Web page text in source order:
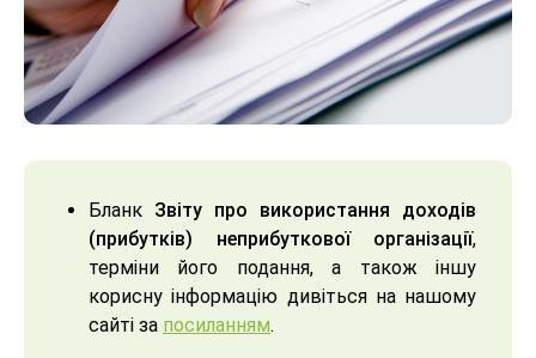
Бланк Звіту про використання доходів
(прибутків) неприбуткової організації,
терміни його подання, а також іншу
корисну інформацію дивіться на нашому
сайті за посиланням.